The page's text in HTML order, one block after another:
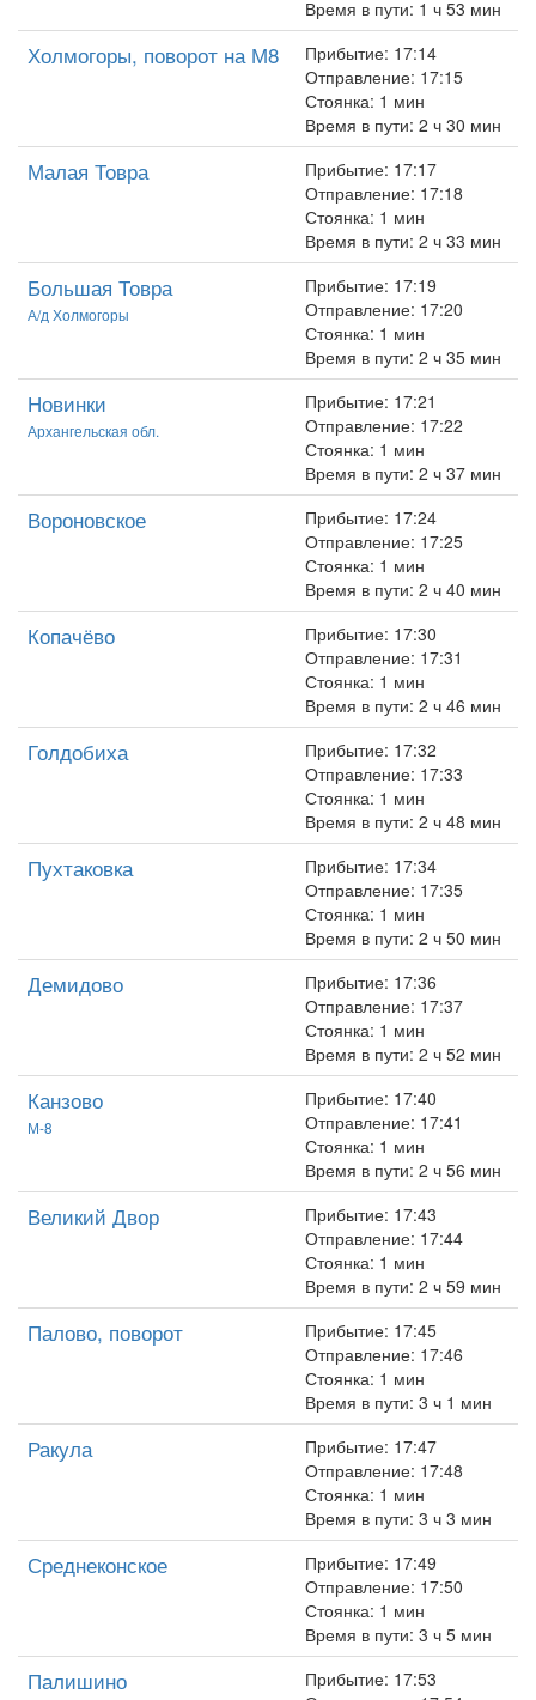
Время в пути: 1 ч 53 мин
Холмогоры, поворот на М8
Прибытие: 17:14
Отправление: 17:15
Стоянка: 1 мин
Время в пути: 2 ч 30 мин
Малая Товра
Прибытие: 17:17
Отправление: 17:18
Стоянка: 1 мин
Время в пути: 2 ч 33 мин
Большая Товра
А/д Холмогоры
Прибытие: 17:19
Отправление: 17:20
Стоянка: 1 мин
Время в пути: 2 ч 35 мин
Новинки
Архангельская обл.
Прибытие: 17:21
Отправление: 17:22
Стоянка: 1 мин
Время в пути: 2 ч 37 мин
Вороновское
Прибытие: 17:24
Отправление: 17:25
Стоянка: 1 мин
Время в пути: 2 ч 40 мин
Копачёво
Прибытие: 17:30
Отправление: 17:31
Стоянка: 1 мин
Время в пути: 2 ч 46 мин
Голдобиха
Прибытие: 17:32
Отправление: 17:33
Стоянка: 1 мин
Время в пути: 2 ч 48 мин
Пухтаковка
Прибытие: 17:34
Отправление: 17:35
Стоянка: 1 мин
Время в пути: 2 ч 50 мин
Демидово
Прибытие: 17:36
Отправление: 17:37
Стоянка: 1 мин
Время в пути: 2 ч 52 мин
Канзово
М-8
Прибытие: 17:40
Отправление: 17:41
Стоянка: 1 мин
Время в пути: 2 ч 56 мин
Великий Двор
Прибытие: 17:43
Отправление: 17:44
Стоянка: 1 мин
Время в пути: 2 ч 59 мин
Палово, поворот
Прибытие: 17:45
Отправление: 17:46
Стоянка: 1 мин
Время в пути: 3 ч 1 мин
Ракула
Прибытие: 17:47
Отправление: 17:48
Стоянка: 1 мин
Время в пути: 3 ч 3 мин
Среднеконское
Прибытие: 17:49
Отправление: 17:50
Стоянка: 1 мин
Время в пути: 3 ч 5 мин
Палишино
Прибытие: 17:53